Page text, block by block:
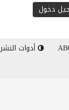
أدوات النشر